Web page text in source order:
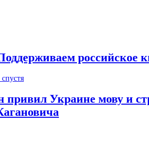
российское
Украине мову и